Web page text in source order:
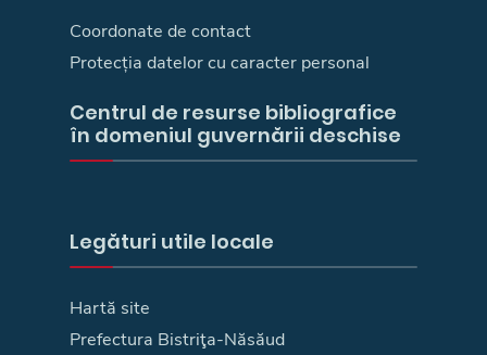
Coordonate de contact
Protecția datelor cu caracter personal
Centrul de resurse bibliografice
în domeniul guvernării deschise
Legături utile locale
Hartă site
Prefectura Bistriţa-Năsăud